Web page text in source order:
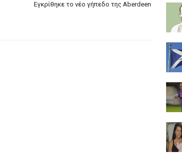
Eγκρίθηκε το νέο γήπεδο της Aberdeen